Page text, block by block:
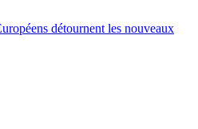
détournent les nouveaux